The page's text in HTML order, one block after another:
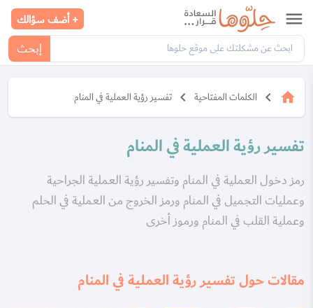
menu
إبحث
+ أضف سؤالك
home
keyboard_arrow_left الكلمات المفتاحية keyboard_arrow_left تفسير رؤية العملية في المنام
تفسير رؤية العملية في المنام
رمز دخول العملية في المنام وتفسير رؤية العملية الجراحية
وعمليات التجميل في المنام ورمز الخروج من العملية في الحلم
وعملية القلب في المنام ورموز أخرى
مقالات حول تفسير رؤية العملية في المنام